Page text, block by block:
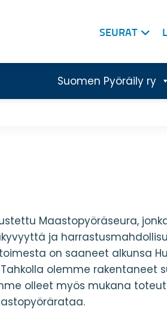
SEURAT
Suomen Pyöräily ry
Maastopyöräseura,
ja
on saaneet alkunsa
olemme rakentaneet
olleet myös mukana